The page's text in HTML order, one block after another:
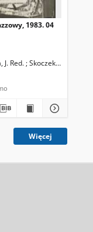
T. Red.
1983. 04
Red. ; Skoczek T. Red.
Więcej